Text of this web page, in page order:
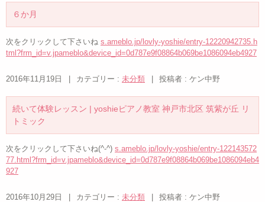
６か月
次をクリックして下さいね s.ameblo.jp/lovly-yoshie/entry-12220942735.h
tml?frm_id=v.jpameblo&device_id=0d787e9f08864b069be1086094eb4927
2016年11月19日 カテゴリー : 未分類 投稿者 : ケン中野
続いて体験レッスン | yoshieピアノ教室 神戸市北区 筑紫が丘 リ
トミック
次をクリックして下さいね(^-^) s.ameblo.jp/lovly-yoshie/entry-122143572
77.html?frm_id=v.jpameblo&device_id=0d787e9f08864b069be1086094eb4
927
2016年10月29日 カテゴリー : 未分類 投稿者 : ケン中野